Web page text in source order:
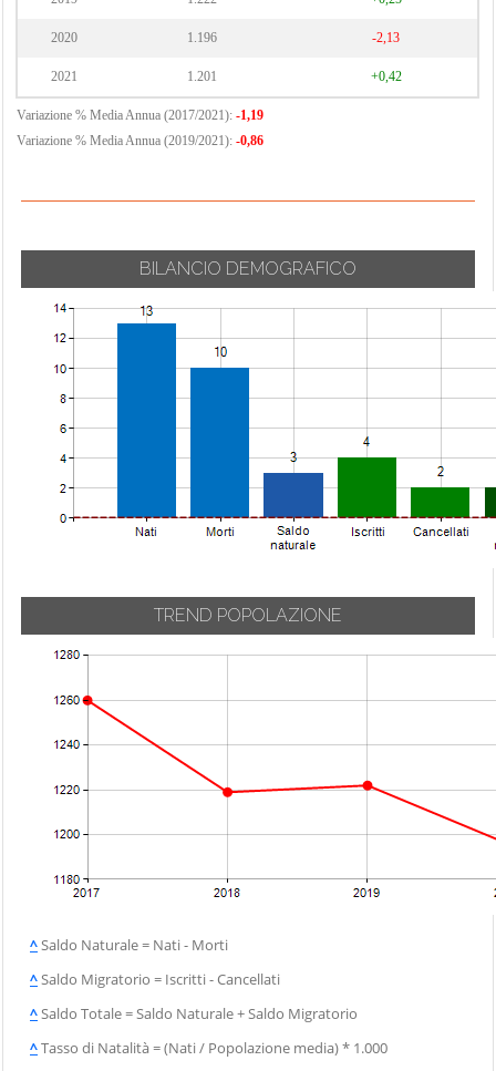
2020 1.196 -2,13
2021 1.201 +0,42
Variazione % Media Annua (2017/2021): -1,19
Variazione % Media Annua (2019/2021): -0,86
BILANCIO DEMOGRAFICO
TREND POPOLAZIONE
^Saldo Naturale = Nati - Morti
^Saldo Migratorio = Iscritti - Cancellati
^Saldo Totale = Saldo Naturale + Saldo Migratorio
^Tasso di Natalità = (Nati / Popolazione media) * 1.000